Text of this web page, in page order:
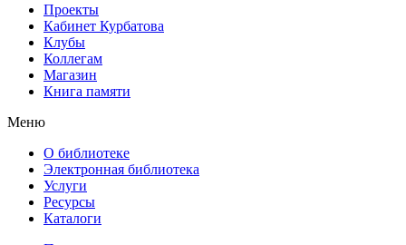
Проекты
Кабинет Курбатова
Клубы
Коллегам
Магазин
Книга памяти
Меню
О библиотеке
Электронная библиотека
Услуги
Ресурсы
Каталоги